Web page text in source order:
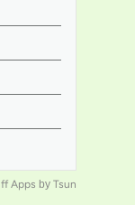
Apps by Tsun